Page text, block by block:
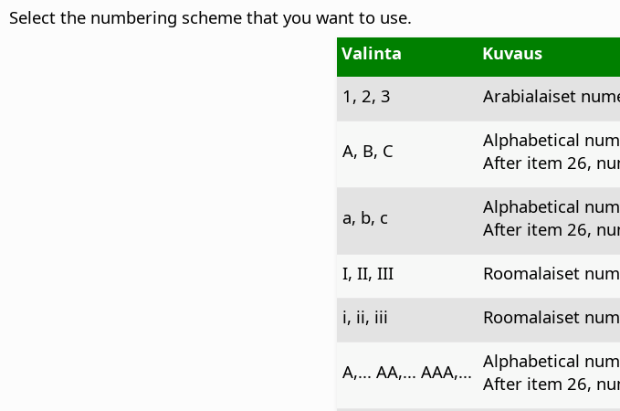
Select the numbering scheme that you want to use.
Valinta
Kuvaus
1, 2, 3
Arabialaiset
A, B, C
Alphabetical
After item 26,
a, b, c
Alphabetical
After item 26,
I, II, III
Roomalaiset
i, ii, iii
Roomalaiset
A,... AA,... AAA,... Alphabetical
After item 26,